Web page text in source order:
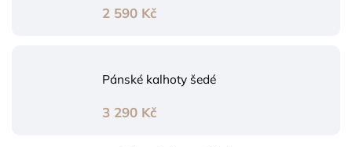
2 590 Kč
Pánské kalhoty šedé
3 290 Kč